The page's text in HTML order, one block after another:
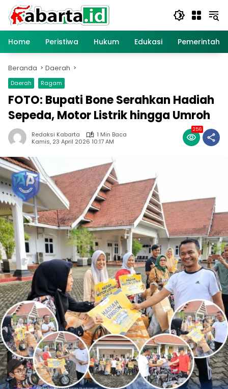
Langsung
konten
Home
Peristiwa Hukum Edukasi
Beranda Daerah
Daerah Ragam
FOTO: Bupati Bone Serahkan Hadiah
Sepeda, Motor Listrik hingga Umroh
Redaksi Kabarta
1 Min Baca
Kamis, 23 April 2026 10:17 AM
256